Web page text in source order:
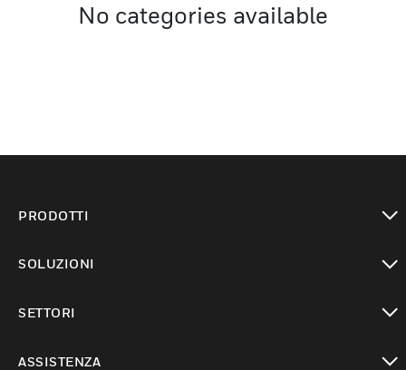
No categories available
PRODOTTI
SOLUZIONI
SETTORI
ASSISTENZA